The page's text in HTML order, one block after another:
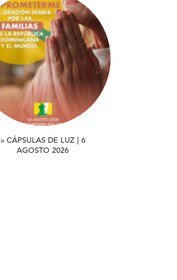
» CÁPSULAS DE LUZ | 6
AGOSTO 2026